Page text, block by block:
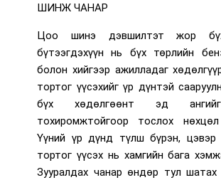
ШИНЖ ЧАНАР
Цоо шинэ дэвшилтэт жор
бүтээгдэхүүн нь бүх төрлийн
болон хийгээр ажилладаг
тортог үүсэхийг үр дүнтэй
бүх хөдөлгөөнт эд
тохиромжтойгоор тослох нөхцөл
Үүний үр дүнд түлш бүрэн,
тортог үүсэх нь хамгийн бага
Зууралдах чанар өндөр тул